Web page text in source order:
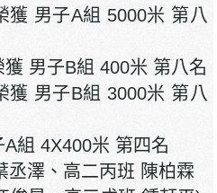
獲 男子A組 5000米 第八
男子B組 400米 第八名
獲 男子B組 3000米 第八
組 4X400米 第四名
澤、高二丙班 陳柏霖